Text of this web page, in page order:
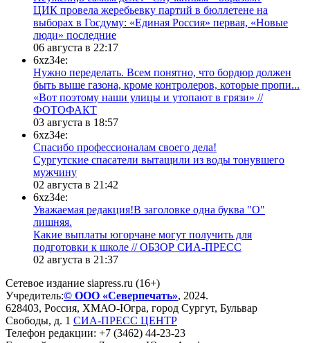
ЦИК провела жеребьевку партий в бюллетене на
выборах в Госдуму: «Единая Россия» первая, «Новые
люди» последние
06 августа в 22:17
6xz34e:
Нужно переделать. Всем понятно, что бордюр должен
быть выше газона, кроме контролеров, которые пропи...
«Вот поэтому наши улицы и утопают в грязи» //
ФОТОФАКТ
03 августа в 18:57
6xz34e:
Спасибо профессионалам своего дела!
Сургутские спасатели вытащили из воды тонувшего
мужчину
02 августа в 21:42
6xz34e:
Уважаемая редакция!В заголовке одна буква "О"
лишняя.
Какие выплаты югорчане могут получить для
подготовки к школе // ОБЗОР СИА-ПРЕСС
02 августа в 21:37
Сетевое издание siapress.ru (16+)
Учредитель:© ООО «Северпечать», 2024.
628403, Россия, ХМАО-Югра, город Сургут, Бульвар
Свободы, д. 1 СИА-ПРЕСС ЦЕНТР
Телефон редакции: +7 (3462) 44-23-23